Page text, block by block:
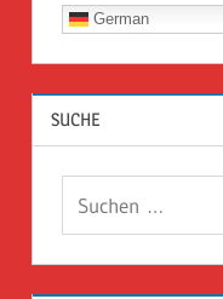
German
SUCHE